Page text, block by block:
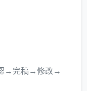
→完稿→修改→